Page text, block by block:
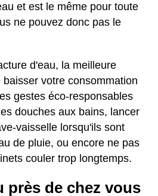
et est le même pour toute
ne pouvez donc pas le
d'eau, la meilleure
votre consommation
gestes éco-responsables
douches aux bains, lancer
vaisselle lorsqu'ils sont
de pluie, ou encore ne pas
couler trop longtemps.
près de chez vous